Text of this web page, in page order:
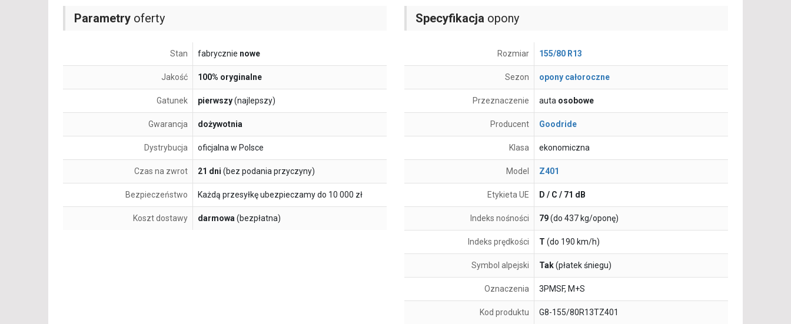
Parametry oferty
Stan fabrycznie nowe
Jakość 100% oryginalne
Gatunek pierwszy(najlepszy)
Gwarancja dożywotnia
Dystrybucja oficjalna w Polsce
Czas na zwrot 21 dni (bez podania przyczyny)
Bezpieczeństwo Każdą przesyłkę ubezpieczamy do 10 000 zł
Koszt dostawy darmowa(bezpłatna)
Specyfikacja opony
Rozmiar 155/80 R13
Sezon opony całoroczne
Przeznaczenie auta osobowe
Producent Goodride
Klasa ekonomiczna
Model Z401
Etykieta UE D / C / 71 dB
Indeks nośności 79(do 437 kg/oponę)
Indeks prędkości T (do 190 km/h)
Symbol alpejski Tak(płatek śniegu)
Oznaczenia 3PMSF, M+S
Kod produktu G8-155/80R13TZ401